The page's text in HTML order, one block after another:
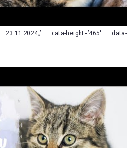
data-height=’465′ data-